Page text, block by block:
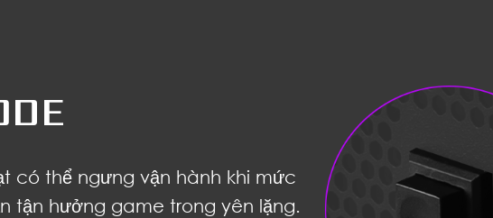
có thể ngưng vận hành khi mức
tận hưởng game trong yên lặng.